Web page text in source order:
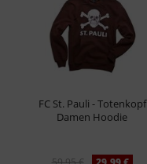
FC St. Pauli - Totenkopf
Damen Hoodie